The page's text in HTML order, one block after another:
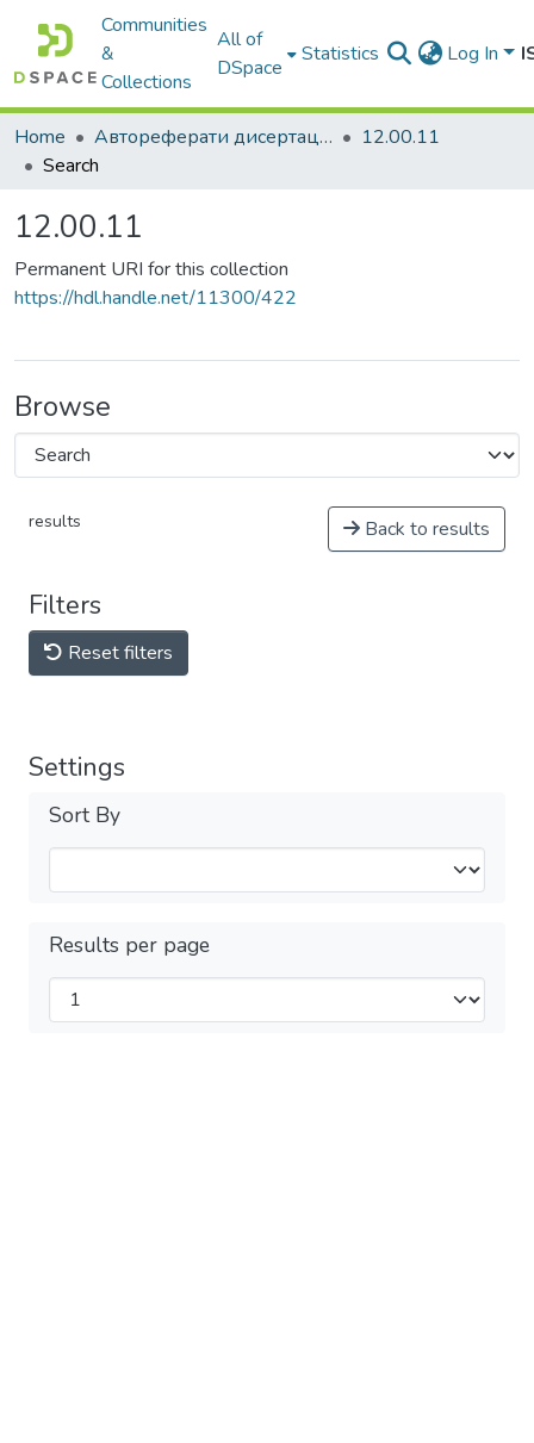
Communities
&
Collections
All of
DSpace
Statistics Log In
Home Автореферати дисертацій
12.00.11
Search
12.00.11
Permanent URI for this collection
https://hdl.handle.net/11300/422
Browse
results Back to results
Filters
Reset filters
Settings
Sort By
Results per page